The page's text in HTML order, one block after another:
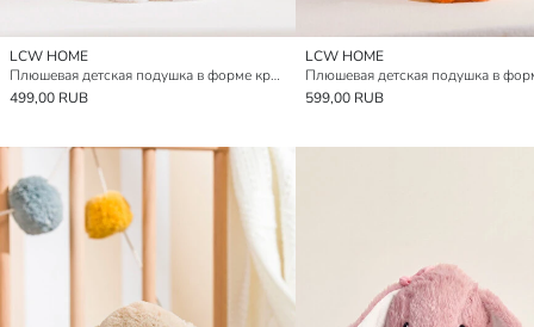
LCW HOME
Плюшевая детская подушка в форме кролика 20 см
499,00 RUB
LCW HOME
599,00 RUB